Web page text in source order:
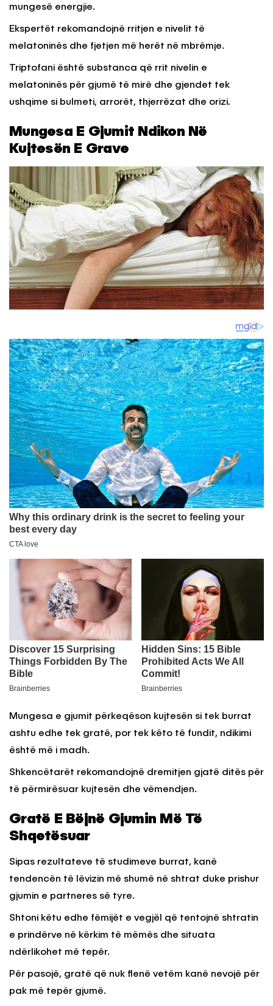
mungesë energjie.
Ekspertët rekomandojnë rritjen e nivelit të
melatoninës dhe fjetjen më herët në mbrëmje.
Triptofani është substanca që rrit nivelin e
melatoninës për gjumë të mirë dhe gjendet tek
ushqime si bulmeti, arrorët, thjerrëzat dhe orizi.
Mungesa E Gjumit Ndikon Në
Kujtesën E Grave
Mungesa e gjumit përkeqëson kujtesën si tek burrat
ashtu edhe tek gratë, por tek këto të fundit, ndikimi
është më i madh.
Shkencëtarët rekomandojnë dremitjen gjatë ditës për
të përmirësuar kujtesën dhe vëmendjen.
Gratë E Bëjnë Gjumin Më Të
Shqetësuar
Sipas rezultateve të studimeve burrat, kanë
tendencën të lëvizin më shumë në shtrat duke prishur
gjumin e partneres së tyre.
Shtoni këtu edhe fëmijët e vegjël që tentojnë shtratin
e prindërve në kërkim të mëmës dhe situata
ndërlikohet më tepër.
Për pasojë, gratë që nuk flenë vetëm kanë nevojë për
pak më tepër gjumë.